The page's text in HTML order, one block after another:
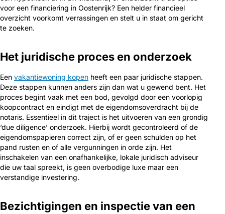
voor een financiering in Oostenrijk? Een helder financieel
overzicht voorkomt verrassingen en stelt u in staat om gericht
te zoeken.
Het juridische proces en onderzoek
Een vakantiewoning kopen heeft een paar juridische stappen.
Deze stappen kunnen anders zijn dan wat u gewend bent. Het
proces begint vaak met een bod, gevolgd door een voorlopig
koopcontract en eindigt met de eigendomsoverdracht bij de
notaris. Essentieel in dit traject is het uitvoeren van een grondig
‘due diligence’ onderzoek. Hierbij wordt gecontroleerd of de
eigendomspapieren correct zijn, of er geen schulden op het
pand rusten en of alle vergunningen in orde zijn. Het
inschakelen van een onafhankelijke, lokale juridisch adviseur
die uw taal spreekt, is geen overbodige luxe maar een
verstandige investering.
Bezichtigingen en inspectie van een